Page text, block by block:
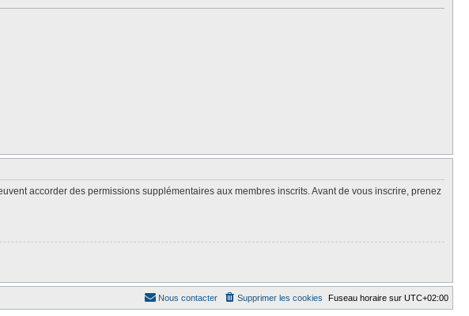
accorder des permissions supplémentaires aux membres inscrits. Avant de vous inscrire, prenez
Fuseau horaire sur UTC+02:00
Supprimer les cookies
Nous contacter